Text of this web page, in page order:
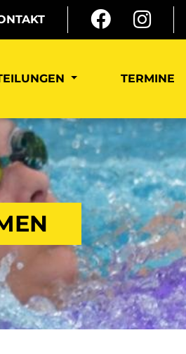
TERMINE